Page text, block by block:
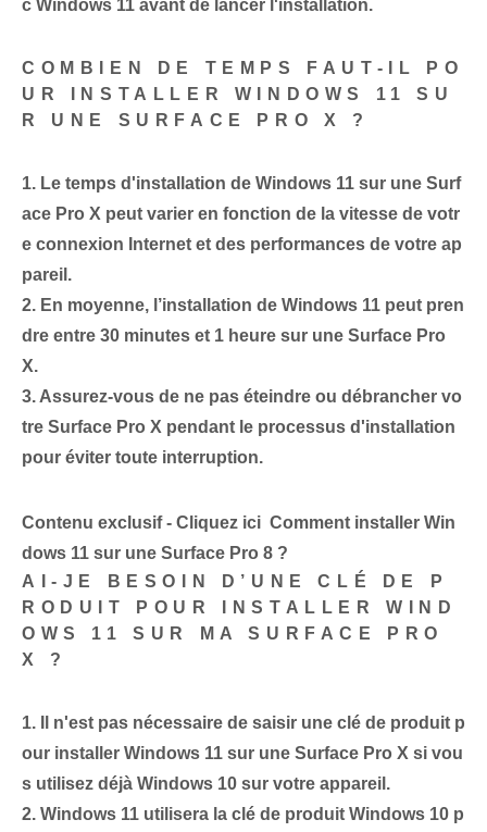
c Windows 11 avant de lancer l'installation.
COMBIEN DE TEMPS FAUT-IL PO
UR INSTALLER WINDOWS 11 SU
R UNE SURFACE PRO X ?
1. Le temps d'installation de Windows 11 sur une Surf
ace Pro X peut varier en fonction de la vitesse de votr
e connexion Internet et des performances de votre ap
pareil.
2. En moyenne, l’installation de Windows 11 peut pren
dre entre 30 minutes et 1 heure sur une Surface Pro
X.
3. Assurez-vous de ne pas éteindre ou débrancher vo
tre Surface Pro X pendant le processus d'installation
pour éviter toute interruption.
Contenu exclusif - Cliquez ici Comment installer Win
dows 11 sur une Surface Pro 8 ?
AI-JE BESOIN D’UNE CLÉ DE P
RODUIT POUR INSTALLER WIND
OWS 11 SUR MA SURFACE PRO
X ?
1.
Il n'est pas nécessaire de saisir une clé de produit p
our installer Windows 11 sur une Surface Pro X si vou
s utilisez déjà Windows 10 sur votre appareil.
2. Windows 11 utilisera la clé de produit Windows 10 p